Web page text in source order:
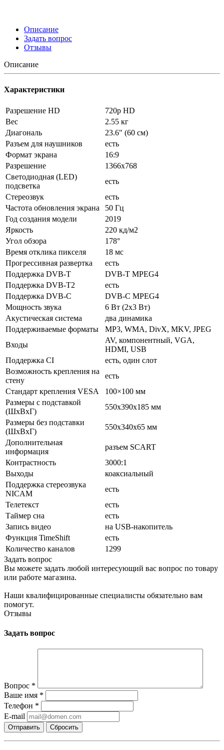
Описание
Задать вопрос
Отзывы
Описание
Характеристики
Разрешение HD
720p HD
Вес
2.55 кг
Диагональ
23.6" (60 см)
Разъем для наушников
есть
Формат экрана
16:9
Разрешение
1366x768
Светодиодная (LED)
подсветка
есть
Стереозвук
есть
Частота обновления экрана
50 Гц
Год создания модели
2019
Яркость
220 кд/м2
Угол обзора
178°
Время отклика пикселя
18 мс
Прогрессивная развертка
есть
Поддержка DVB-T
DVB-T MPEG4
Поддержка DVB-T2
есть
Поддержка DVB-C
DVB-C MPEG4
Мощность звука
6 Вт (2х3 Вт)
Акустическая система
два динамика
Поддерживаемые форматы
MP3, WMA, DivX, MKV, JPEG
Входы
AV, компонентный, VGA,
HDMI, USB
Поддержка CI
есть, один слот
Возможность крепления на
стену
есть
Стандарт крепления VESA
100×100 мм
Размеры с подставкой
(ШxВxГ)
550x390x185 мм
Размеры без подставки
(ШxВxГ)
550x340x65 мм
Дополнительная
информация
разъем SCART
Контрастность
3000:1
Выходы
коаксиальный
Поддержка стереозвука
NICAM
есть
Телетекст
есть
Таймер сна
есть
Запись видео
на USB-накопитель
Функция TimeShift
есть
Количество каналов
1299
Задать вопрос
Вы можете задать любой интересующий вас вопрос по товару
или работе магазина.
Наши квалифицированные специалисты обязательно вам
помогут.
Отзывы
Задать вопрос
Вопрос *
Ваше имя *
Телефон *
E-mail
Сбросить